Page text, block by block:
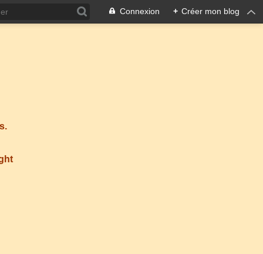
Connexion + Créer mon blog